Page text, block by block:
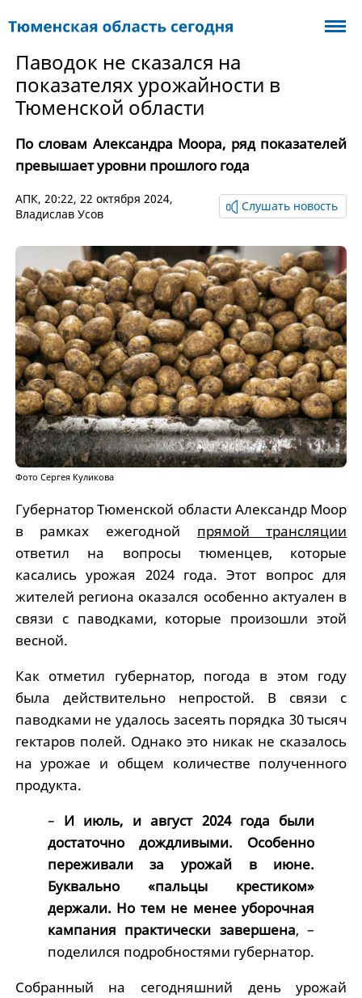
Паводок не сказался на
показателях урожайности в
Тюменской области
По словам Александра Моора, ряд показателей
превышает уровни прошлого года
АПК, 20:22, 22 октября 2024,
Владислав Усов
Слушать новость
Фото Сергея Куликова
Губернатор Тюменской области Александр Моор
в рамках ежегодной прямой трансляции
ответил на вопросы тюменцев, которые
касались урожая 2024 года. Этот вопрос для
жителей региона оказался особенно актуален в
связи с паводками, которые произошли этой
весной.
Как отметил губернатор, погода в этом году
была действительно непростой. В связи с
паводками не удалось засеять порядка 30 тысяч
гектаров полей. Однако это никак не сказалось
на урожае и общем количестве полученного
продукта.
– И июль, и август 2024 года были
достаточно дождливыми. Особенно
переживали за урожай в июне.
Буквально «пальцы крестиком»
держали. Но тем не менее уборочная
кампания практически завершена, –
поделился подробностями губернатор.
Собранный на сегодняшний день урожай